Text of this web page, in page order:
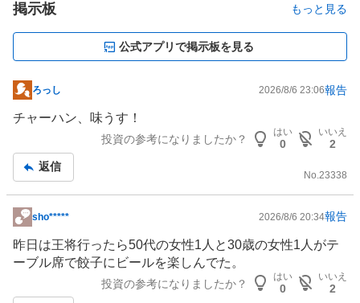
掲示板 もっと見る
公式アプリで掲示板を見る
掲
示
記
事
ろっし 2026/8/6 23:06報告
チャーハン、味うす！
投資の参考になりましたか？
はい
0
いいえ
2
返信
No. 23338
掲
示
板
事
sho***** 2026/8/6 20:34報告
昨日は王将行ったら50代の女性1人と30歳の女性1人がテ
ーブル席で餃子に ビールを楽しんでた。
投資の参考になりましたか？
はい
0
いいえ
2